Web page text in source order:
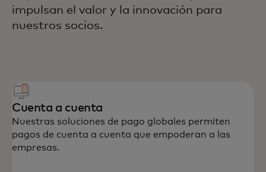
impulsan el valor y la innovación para
nuestros socios.
Cuenta a cuenta
Nuestras soluciones de pago globales permiten
pagos de cuenta a cuenta que empoderan a las
empresas.